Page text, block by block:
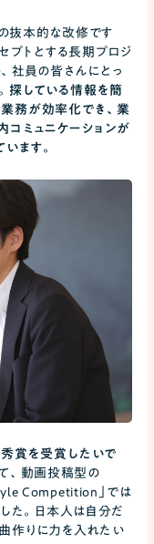
抜本的な改修です
プトとする長期プロジ
社員の皆さんにとっ
探している情報を簡
務が効率化でき、業
ミュニケーションが
ます。
秀賞を受賞したいで
、動画投稿型の
Competition」では
た。日本人は自分だ
作りに力を入れたい